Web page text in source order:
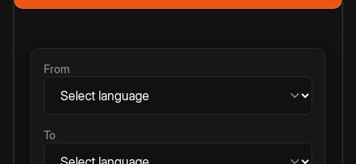
From
To